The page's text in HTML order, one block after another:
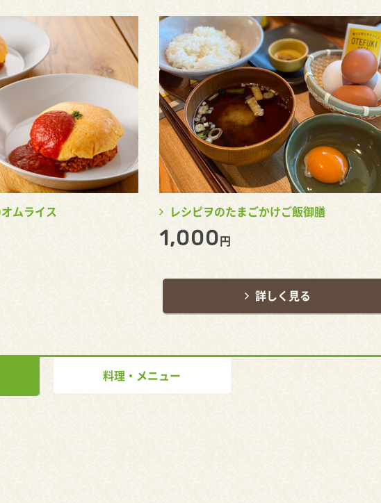
ムライス レシピヲのたまごかけご飯御膳
1,000円
詳しく見る
料理・メニュー